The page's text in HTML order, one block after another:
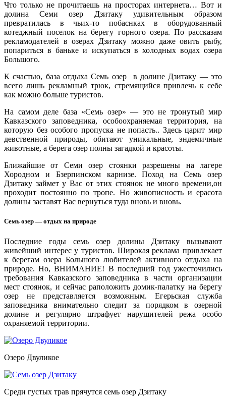
Что только не прочитаешь на просторах интернета… Вот и
долина Семи озер Дзитаку удивительным образом
превратилась в чьих-то побаснках в оборудованный
котеджный поселок на берегу горного озера. По рассказам
рекламодателей в озерах Дзитаку можно даже овить рыбу,
попариться в баньке и искупаться в холодных водах озера
Большого.
К счастью, база отдыха Семь озер в долине Дзитаку — это
всего лишь рекламный трюк, стремящийся привлечь к себе
как можно больше туристов.
На самом деле база «Семь озер» — это не тронутый мир
Кавказского заповедника, особоохраняемая территория, на
которую без особого пропуска не попасть.. Здесь царит мир
девственной природы, обитают уникальные, эндемичные
животные, а берега озер полны загадкой и красоты.
Ближайшие от Семи озер стоянки разрешены на лагере
Хородном и Бзерпинском карнизе. Поход на Семь озер
Дзитаку займет у Вас от этих стоянок не много времени,он
проходит постоянно по тропе. Но живописность и ерасота
долины заставят Вас вернуться туда вновь и вновь.
Семь озер — отдых на природе
Последние годы семь озер долины Дзитаку вызывают
живейший интерес у туристов. Широкая реклама привлекает
к берегам озера Большого любителей активного отдыха на
природе. Но, ВНИМАНИЕ! В последний год ужесточились
требования Кавказского заповедника в части организации
мест стоянок, и сейчас раположить домик-палатку на берегу
озер не представляется возможным. Егерьская служба
заповедника внимательно следит за порядком в озерной
долине и регулярно штрафует нарушителей режа особо
охраняемой территории.
Озеро Двуликое
Среди густых трав прячутся семь озер Дзитаку